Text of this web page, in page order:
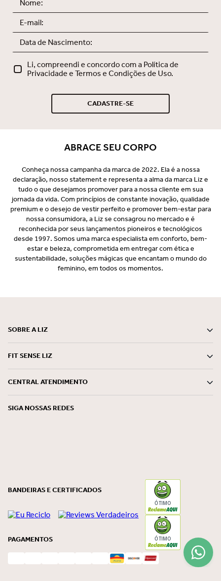
Li, compreendi e concordo com a Política de
Privacidade e Termos e Condições de Uso.
CADASTRE-SE
ABRACE SEU CORPO
Conheça nossa campanha da marca de 2022. Ela é a nossa
declaração, nosso statement e representa a alma da marca Liz e
tudo o que desejamos promover para a nossa cliente em sua
jornada da vida. Com princípios de constante inovação, qualidade
premium e o desejo de vestir perfeito e promover bem-estar para
nossa consumidora, a Liz se consagrou no mercado e é
reconhecida por seus lançamentos pioneiros e tecnológicos
desde 1997. Somos uma marca especialista em conforto, bem-
estar e beleza, comprometida em entregar com ética e
sustentabilidade, soluções mágicas que encantam o mundo do
feminino, em todos os momentos.
SOBRE A LIZ
FIT SENSE LIZ
CENTRAL ATENDIMENTO
SIGA NOSSAS REDES
BANDEIRAS E CERTIFICADOS
ÓTIMO
ÓTIMO
PAGAMENTOS